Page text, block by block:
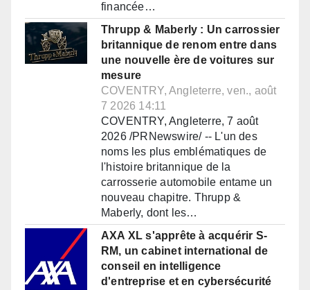
financée…
Thrupp & Maberly : Un carrossier
britannique de renom entre dans
une nouvelle ère de voitures sur
mesure
COVENTRY, Angleterre, ven., août
7 2026 14:11
COVENTRY, Angleterre, 7 août
2026 /PRNewswire/ -- L'un des
noms les plus emblématiques de
l'histoire britannique de la
carrosserie automobile entame un
nouveau chapitre. Thrupp &
Maberly, dont les…
AXA XL s'apprête à acquérir S-
RM, un cabinet international de
conseil en intelligence
d'entreprise et en cybersécurité